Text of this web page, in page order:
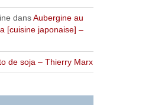
dansAubergine au
[cuisine japonaise] –
de soja – Thierry Marx